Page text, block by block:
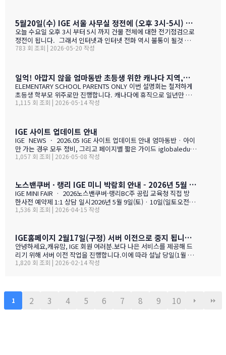
도 참가 가능합니다. 한국과 캐나다 부모님들의 궁금증과 고민을 같
이 공유할 수 있습니다. …
5월20일(수) IGE 서울 사무실 정전에 (오후 3시-5시) 따른 상담 업무 불가 안내
오늘 수요일 오후 3시 부터 5시 까지 건물 전체에 대한 전기점검으로
정전이 됩니다. 그래서 인터넷과 인터넷 전화 역시 불통이 될것 입니
다. PC로 사용 하는 카카오톡 역시 불통이 될것 입니다. 전화,카카오
내드리겟습니다.
783 회 조회 | 2026-05-20 작성
일억! 아깝지 않을 엄마동반 초등생 위한 캐나다 지역,학교 선택 설명회 5월28(목)
ELEMENTARY SCHOOL PARENTS ONLY 이번 설명회는 철저하게
초등생 학부모 위주로만 진행합니다. 캐나다에 휴직으로 일년만 가
야 하는 가족, 초등생 영어교육 · 북미체험 · 가족 휴식을 위해 캐나
1,115 회 조회 | 2026-05-14 작성
IGE 사이트 업데이트 안내
IGE NEWS · 2026.05 IGE 사이트 업데이트 안내 엄마동반 · 아이
만 가는 경우 모두 정비, 그리고 페이지별 짧은 가이드 iglobaleduca
tion.org 가 새로 업데이트되었습니다. 이번에는 "엄마동반"과 "아
학비 + 2베드 기준 렌트비 + 자녀 한 명 기준 생활비를 모두 합친 1년
예산을 교육청별로 비교해 보실 수 있습니다. 추천 사립학교와 유학
맘들의 리얼한 후기도 같은 페이지에 함께 모았습니다. 자녀가 혼자
가는 경우, 홈스테이·보딩스쿨·관리형 세 가지 형태를 한 …
1,057 회 조회 | 2026-05-08 작성
노스밴쿠버 · 랭리 IGE 미니 박람회 안내 - 2026년 5월 9일(토) · 10일(일)
IGE MINI FAIR · 2026노스밴쿠버·랭리BC주 공립 교육청 직접 방
한사전 예약제 1:1 상담 일시2026년 5월 9일(토) · 10일(일토오전 1
1시 — 오후 3시장소IGE 도곡동 사무실서울시 강남구 언주로 201, 2
가등록 폼으로 이동합니다SECTION 01 · 방한 교육청노스밴쿠버
교육청NORTH VANCOUVER · SD 44 밴쿠버 다운타운에서 Lions
Gate Bridge를 건너면 20분 내로 도착하는 근교 주거 중심 지역입
니다. 산·바다·숲이 어우러진 자연환경과, 밴쿠버 메트로 지역 중 가
1,536 회 조회 | 2026-04-15 작성
IGE홈페이지 2월17일(구정) 서버 이전으로 중지 됩니다.- 이해 부탁 드리며
안녕하세요,캐유맘, IGE 회원 여러분.보다 나은 서비스를 제공해 드
리기 위해 서버 이전 작업을 진행합니다.이에 따라 설날 당일(1월 29
일) 오전 중 IGE 홈페이지(iglobaleducation.org) 접속이 일시적으
GE (I Global Education)
1,820 회 조회 | 2026-02-14 작성
1 2 3 4 5 6 7 8 9 10